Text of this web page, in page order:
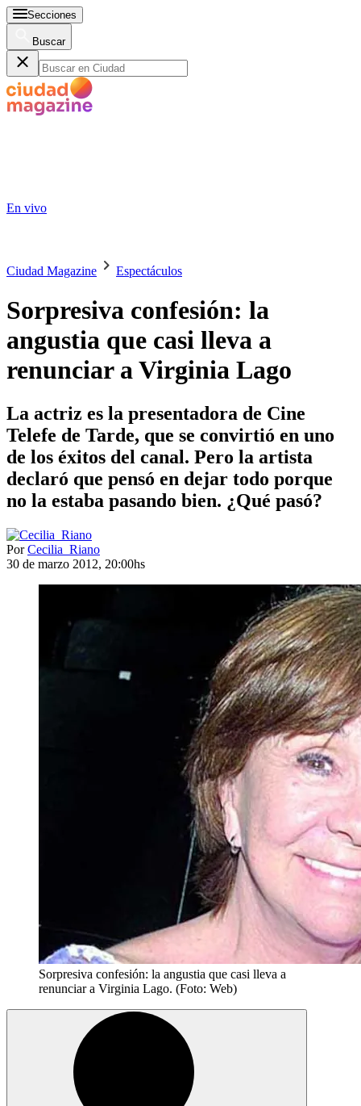
Secciones
Buscar
En vivo
Ciudad Magazine Espectáculos
Sorpresiva confesión: la
angustia que casi lleva a
renunciar a Virginia Lago
La actriz es la presentadora de Cine
Telefe de Tarde, que se convirtió en uno
de los éxitos del canal. Pero la artista
declaró que pensó en dejar todo porque
no la estaba pasando bien. ¿Qué pasó?
PorCecilia_Riano
30 de marzo 2012, 20:00hs
Sorpresiva confesión: la angustia que casi lleva a
renunciar a Virginia Lago. (Foto: Web)